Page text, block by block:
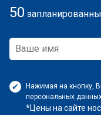
50
Нажимая на кнопку,
персональных
*Цены на сайте